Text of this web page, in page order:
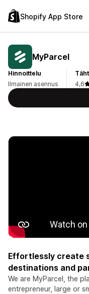
Shopify App Store
MyParcel
Hinnoittelu
Ilmainen asennus
4,6
Effortlessly create
destinations and
We are MyParcel, the
entrepreneur, large or